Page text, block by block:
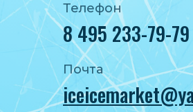
Телефон
8 495 233-79-79
Почта